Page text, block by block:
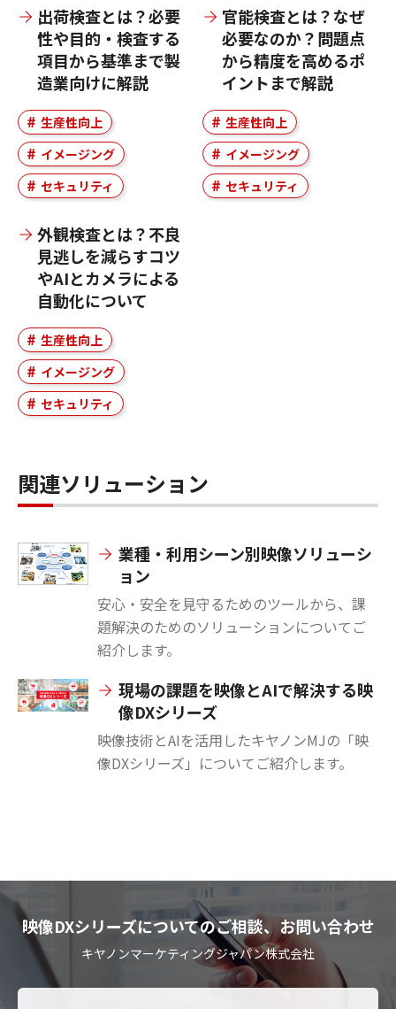
出荷検査とは？必要
性や目的・検査する
項目から基準まで製
造業向けに解説
生産性向上
イメージング
セキュリティ
官能検査とは？なぜ
必要なのか？問題点
から精度を高めるポ
イントまで解説
生産性向上
イメージング
セキュリティ
外観検査とは？不良
見逃しを減らすコツ
やAIとカメラによる
自動化について
生産性向上
イメージング
セキュリティ
関連ソリューション
業種・利用シーン別映像ソリューシ
ョン
安心・安全を見守るためのツールから、課
題解決のためのソリューションについてご
紹介します。
現場の課題を映像とAIで解決する映
像DXシリーズ
映像技術とAIを活用したキヤノンMJの「映
像DXシリーズ」についてご紹介します。
映像DXシリーズについてのご相談、お問い合わせ
キヤノンマーケティングジャパン株式会社